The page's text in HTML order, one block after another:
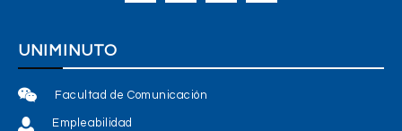
UNIMINUTO
Facultad de Comunicación
Empleabilidad